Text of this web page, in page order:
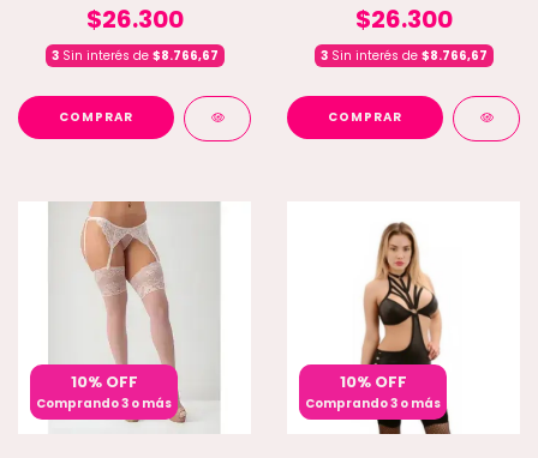
$26.300
3Sin interés de $8.766,67
COMPRAR
$26.300
3Sin interés de $8.766,67
COMPRAR
10% OFF
Comprando 3 o más
10% OFF
Comprando 3 o más